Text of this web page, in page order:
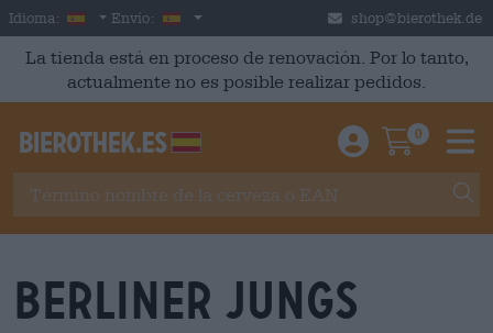
Skip to main content
Idioma: Spanish
Envío: España shop@bierothek.de
La tienda está en proceso de renovación. Por lo tanto,
actualmente no es posible realizar pedidos.
Einloggen /
0
Berliner Jungs